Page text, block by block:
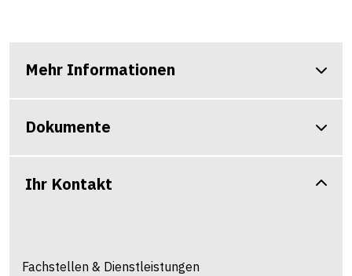
Mehr Informationen
Dokumente
Ihr Kontakt
Fachstellen & Dienstleistungen